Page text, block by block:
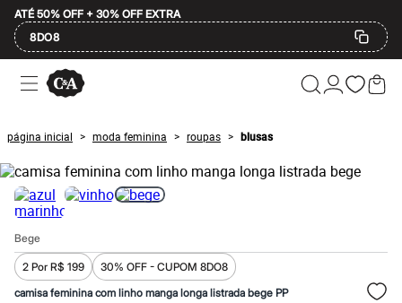
ATÉ 50% OFF + 30% OFF EXTRA
8DO8
Ofertas
Compre por Departamento
Masculino
Infantil
Calçados
Mindse7
Plus Size
Até 20% off
Até 60% off
A partir de 60% off
Feminino
Em alta
página inicial > moda feminina > roupas > blusas
Bege
2 Por R$ 199
30% OFF - CUPOM 8DO8
camisa feminina com linho manga longa listrada bege PP